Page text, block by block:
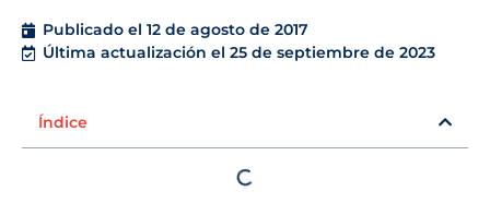
Publicado el 12 de agosto de 2017
Última actualización el 25 de septiembre de 2023
Índice